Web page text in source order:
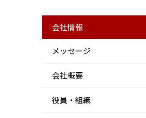
会社情報
メッセージ
会社概要
役員・組織